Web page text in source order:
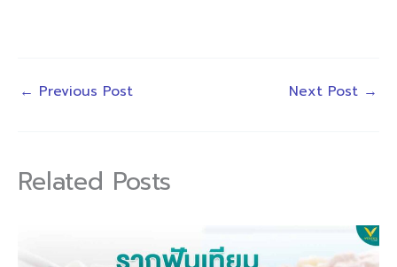
← Previous Post Next Post →
Related Posts